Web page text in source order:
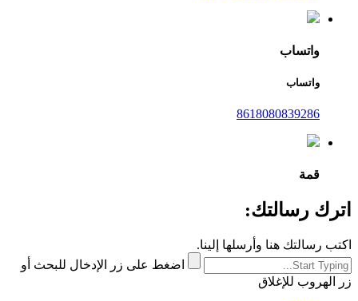
واتساب
واتساب
8618080839286
قمة
اترك رسالتك:
اكتب رسالتك هنا وأرسلها إلينا.
اضغط على زر الإدخال للبحث أو
زر الهروب للإغلاق